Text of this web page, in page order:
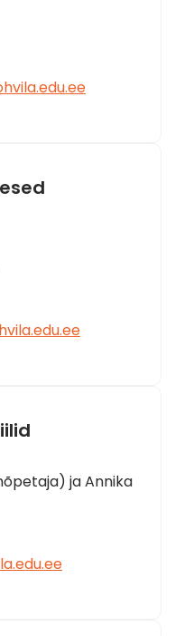
ja Annika